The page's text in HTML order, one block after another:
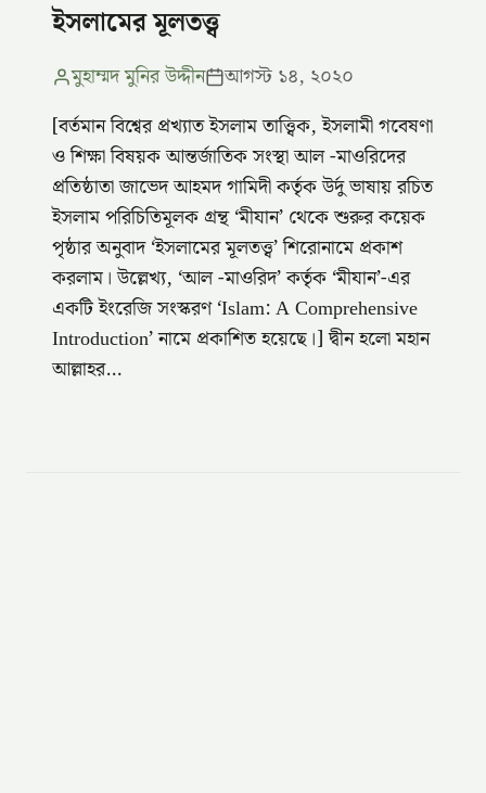
ইসলামের মূলতত্ত্ব
মুহাম্মদ মুনির উদ্দীন
আগস্ট ১৪, ২০২০
[বর্তমান বিশ্বের প্রখ্যাত ইসলাম তাত্ত্বিক, ইসলামী গবেষণা
ও শিক্ষা বিষয়ক আন্তর্জাতিক সংস্থা আল -মাওরিদের
প্রতিষ্ঠাতা জাভেদ আহমদ গামিদী কর্তৃক উর্দু ভাষায় রচিত
ইসলাম পরিচিতিমূলক গ্রন্থ ‘মীযান’ থেকে শুরুর কয়েক
পৃষ্ঠার অনুবাদ ‘ইসলামের মূলতত্ত্ব’ শিরোনামে প্রকাশ
করলাম। উল্লেখ্য, ‘আল -মাওরিদ’ কর্তৃক ‘মীযান’-এর
একটি ইংরেজি সংস্করণ ‘Islam: A Comprehensive
Introduction’ নামে প্রকাশিত হয়েছে।] দ্বীন হলো মহান
আল্লাহর…